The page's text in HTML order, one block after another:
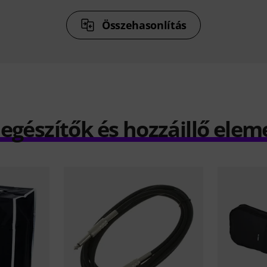
Összehasonlítás
és hozzáillő